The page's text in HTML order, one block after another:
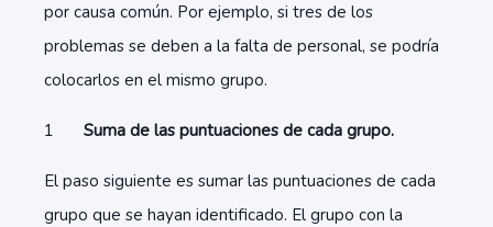
por causa común. Por ejemplo, si tres de los
problemas se deben a la falta de personal, se podría
colocarlos en el mismo grupo.
Suma de las puntuaciones de cada grupo.
El paso siguiente es sumar las puntuaciones de cada
grupo que se hayan identificado. El grupo con la